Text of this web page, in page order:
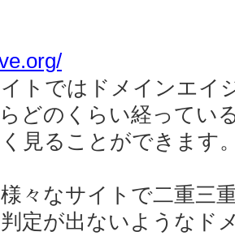
トではドメインエイ
どのくらい経ってい
見ることができます
々なサイトで二重三
定が出ないようなド